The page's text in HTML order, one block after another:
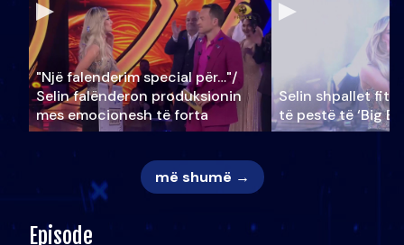
"Një falenderim special për…"/
Selin falënderon produksionin
mes emocionesh të forta
Selin shpallet
të pestë të ‘Big
më shumë →
Episode